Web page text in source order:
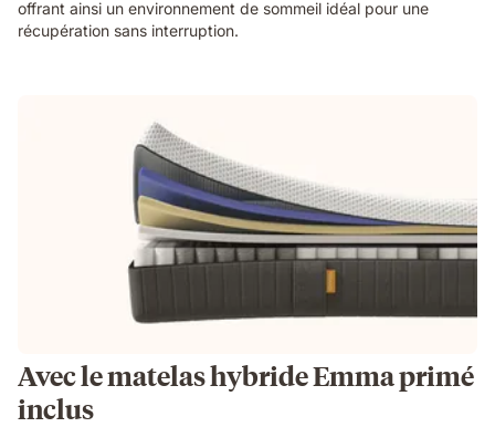
offrant ainsi un environnement de sommeil idéal pour une
récupération sans interruption.
Avec le matelas hybride Emma primé
inclus